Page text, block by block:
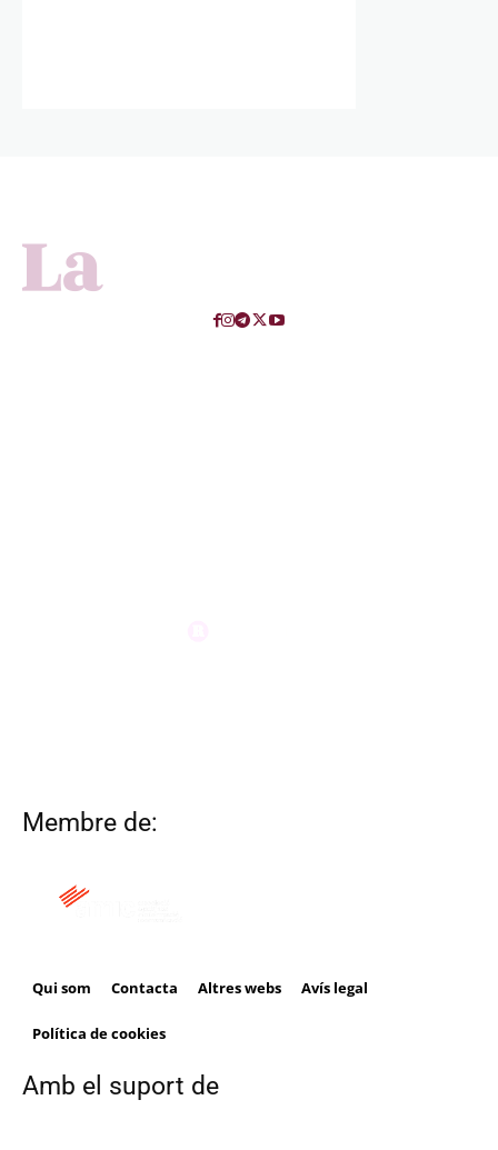
Membre de:
Qui som Contacta Altres webs Avís legal
Política de cookies
Amb el suport de